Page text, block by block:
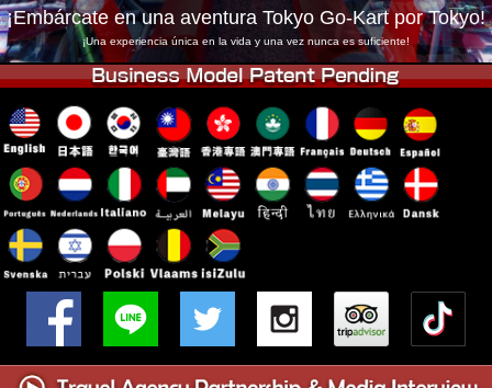
¡Embárcate en una aventura Tokyo Go-Kart por Tokyo!
¡Una experiencia única en la vida y una vez nunca es suficiente!